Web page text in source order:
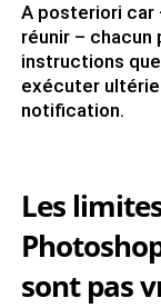
A posteriori car
réunir –
instructions
exécuter
notification.
Les
sont pas